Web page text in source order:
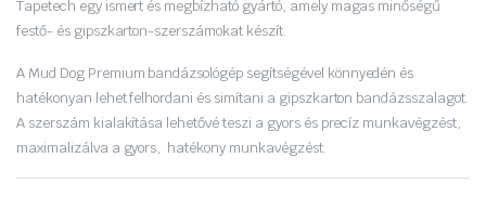
Tapetech egy ismert és megbízható gyártó, amely magas minőségű
festő- és gipszkarton-szerszámokat készít.
A Mud Dog Premium bandázsológép segítségével könnyedén és
hatékonyan lehet felhordani és simítani a gipszkarton bandázsszalagot.
A szerszám kialakítása lehetővé teszi a gyors és precíz munkavégzést,
maximalizálva a gyors, hatékony munkavégzést.